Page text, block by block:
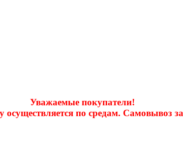
Уважаемые покупатели!
осуществляется по средам. Самовывоз